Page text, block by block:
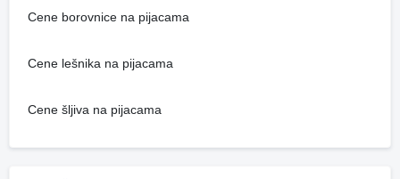
Cene borovnice na pijacama
Cene lešnika na pijacama
Cene šljiva na pijacama